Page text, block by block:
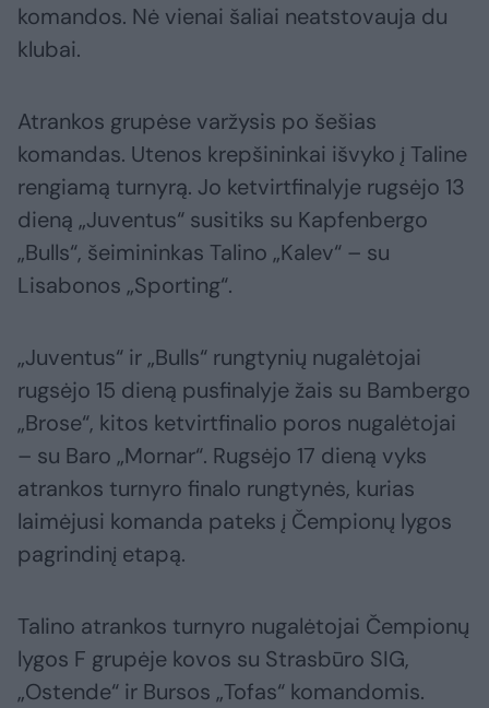
komandos. Nė vienai šaliai neatstovauja du
klubai.
Atrankos grupėse varžysis po šešias
komandas. Utenos krepšininkai išvyko į Taline
rengiamą turnyrą. Jo ketvirtfinalyje rugsėjo 13
dieną „Juventus“ susitiks su Kapfenbergo
„Bulls“, šeimininkas Talino „Kalev“ – su
Lisabonos „Sporting“.
„Juventus“ ir „Bulls“ rungtynių nugalėtojai
rugsėjo 15 dieną pusfinalyje žais su Bambergo
„Brose“, kitos ketvirtfinalio poros nugalėtojai
– su Baro „Mornar“. Rugsėjo 17 dieną vyks
atrankos turnyro finalo rungtynės, kurias
laimėjusi komanda pateks į Čempionų lygos
pagrindinį etapą.
Talino atrankos turnyro nugalėtojai Čempionų
lygos F grupėje kovos su Strasbūro SIG,
„Ostende“ ir Bursos „Tofas“ komandomis.